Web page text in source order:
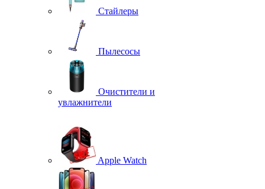
Стайлеры
Пылесосы
Очистители и
увлажнители
Apple Watch